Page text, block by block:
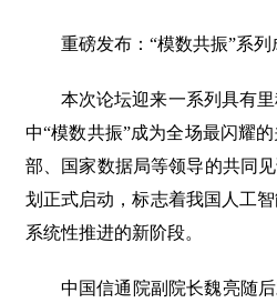
重磅发布：“模数共振”系
本次论坛迎来一系列具有
中“模数共振”成为全场最闪耀
部、国家数据局等领导的共同
划正式启动，标志着我国人工
系统性推进的新阶段。
中国信通院副院长魏亮随